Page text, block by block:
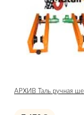
АРХИВ Таль ручная